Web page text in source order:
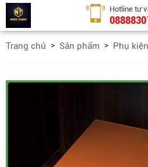
Hotline tư
Trang chủ Sản phẩm Phụ